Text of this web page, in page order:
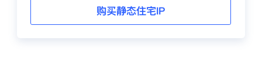
购买静态住宅IP